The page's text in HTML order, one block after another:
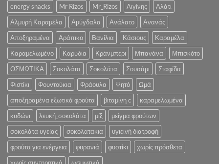
και
την
Ψυχολογία
σας»
:.
energy snacks Mr Rizos Mr_Rizos Αιγίνης
Αλάτι
Αλμυρή Καραμέλα
Αμύγδαλα Ανάλατο
Ανανάς
Αποξηραμένα
Αράπικο Βανίλια Κάσιους
Καραμέλα
Καραμελωμένο
Καρύδια Κράνμπερι Μπανάνα
Μπισκότο
ΟΣΜΩΤΙΚΑ
Σοκολάτα Σοκολάτα Σουσάμι
Σταφίδα
Φιστίκι
Φουντούκια Φράουλα Ψητό
Ωμά
αποξηραμένα εξωτικά φρούτα
βιταμίνη c
καραμελωμένα
κυδώνι
λευκή_σοκολάτα μίξ
μείγμα φρούτων
σοκολάτα υγείας
σοκολατακια
υγιεινή διατροφή
φρούτα για ενέργεια
φυρανιά φυστίκι
χωρίς πρόσθετα
χωρίς συντηρητικά
ωσμωτικά